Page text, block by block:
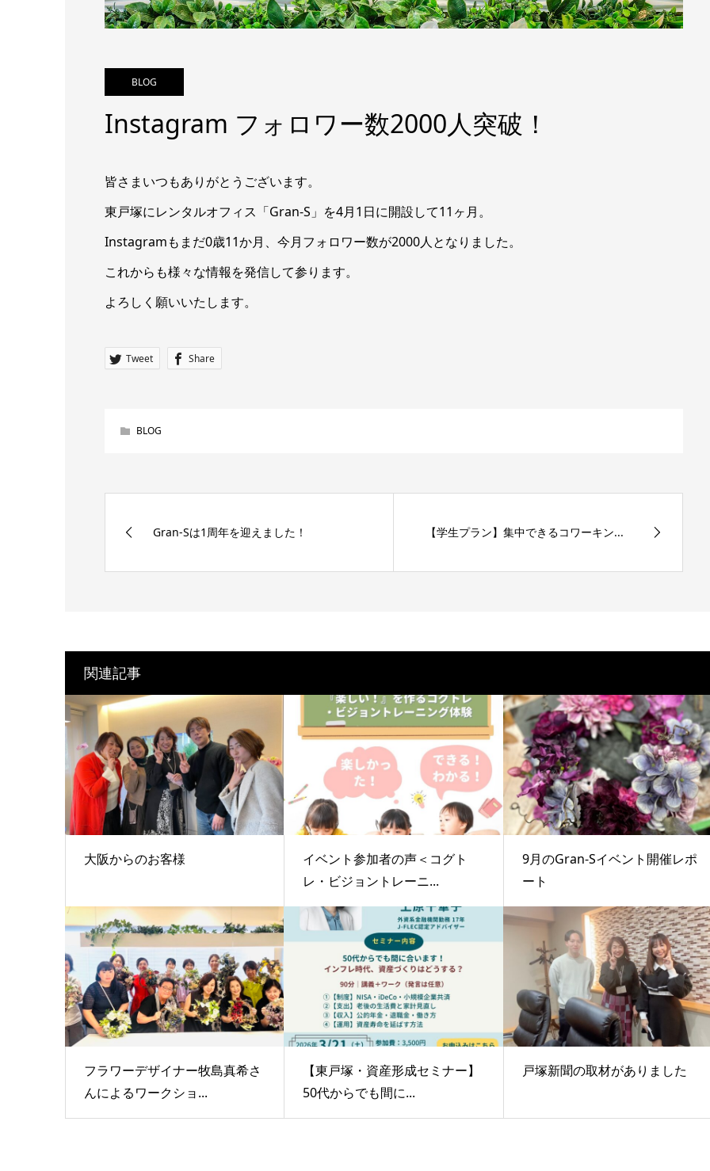
BLOG
Instagram フォロワー数2000人突破！
皆さまいつもありがとうございます。
東戸塚にレンタルオフィス「Gran-S」を4月1日に開設して11ヶ月。
Instagramもまだ0歳11か月、今月フォロワー数が2000人となりました。
これからも様々な情報を発信して参ります。
よろしく願いいたします。
Tweet Share
BLOG
Gran-Sは1周年を迎えました！ 【学生プラン】集中できるコワーキン...
関連記事
大阪からのお客様
イベント参加者の声＜コグト
レ・ビジョントレーニ...
9月のGran-Sイベント開催レポ
ート
フラワーデザイナー牧島真希さ
んによるワークショ...
【東戸塚・資産形成セミナー】
50代からでも間に...
戸塚新聞の取材がありました